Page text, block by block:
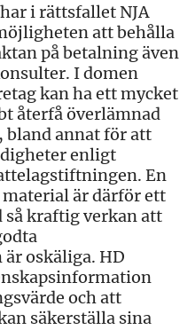
i rättsfallet NJA
att behålla
på betalning även
I domen
kan ha ett mycket
återfå överlämnad
annat för att
enligt
En
är därför ett
kraftig verkan att
oskäliga. HD
och att
säkerställa sina